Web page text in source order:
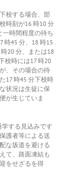
校する場合、部
時刻が16 時10 分
一時間程度の待ち
時45 分、18 時15
20 分、または18
校時には17 時20
、その場合の待
17 時45 分下校時
状況は生徒に保
が生じていま
する見込みです
護者等による送
な坂道を避ける
て、路面凍結も
をせざるを得